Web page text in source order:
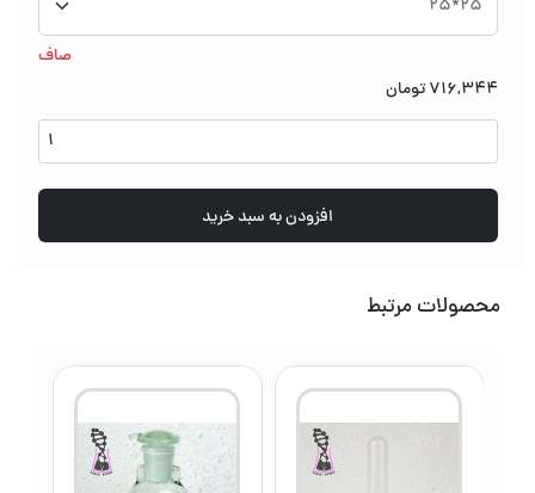
صاف
716,344 تومان
توزین
افزودن به سبد خرید
محصولات مرتبط